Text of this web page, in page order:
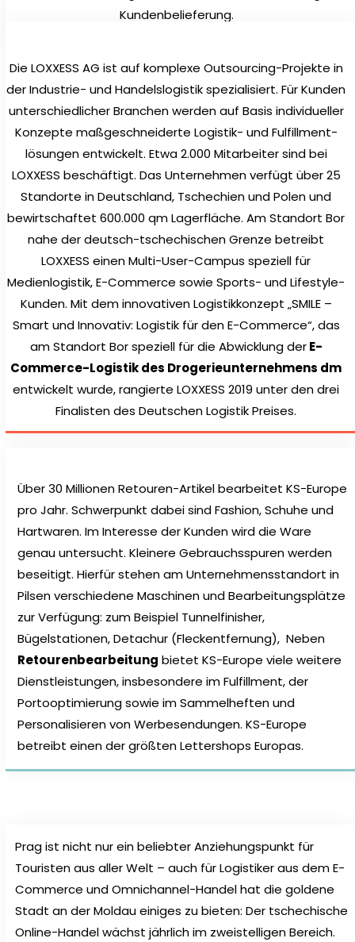
Kundenbelieferung.
Die LOXXESS AG ist auf komplexe Outsourcing-Projekte in
der Industrie- und Handelslogistik spezialisiert. Für Kunden
unterschiedlicher Branchen werden auf Basis individueller
Konzepte maßgeschneiderte Logistik- und Fulfillment-
lösungen entwickelt. Etwa 2.000 Mitarbeiter sind bei
LOXXESS beschäftigt. Das Unternehmen verfügt über 25
Standorte in Deutschland, Tschechien und Polen und
bewirtschaftet 600.000 qm Lagerfläche. Am Standort Bor
nahe der deutsch-tschechischen Grenze betreibt
LOXXESS einen Multi-User-Campus speziell für
Medienlogistik, E-Commerce sowie Sports- und Lifestyle-
Kunden. Mit dem innovativen Logistikkonzept „SMILE –
Smart und Innovativ: Logistik für den E-Commerce“, das
am Standort Bor speziell für die Abwicklung derE-
Commerce-Logistik des Drogerieunternehmens dm
entwickelt wurde, rangierte LOXXESS 2019 unter den drei
Finalisten des Deutschen Logistik Preises.
Über 30 Millionen Retouren-Artikel bearbeitet KS-Europe
pro Jahr. Schwerpunkt dabei sind Fashion, Schuhe und
Hartwaren. Im Interesse der Kunden wird die Ware
genau untersucht. Kleinere Gebrauchsspuren werden
beseitigt. Hierfür stehen am Unternehmensstandort in
Pilsen verschiedene Maschinen und Bearbeitungsplätze
zur Verfügung: zum Beispiel Tunnelfinisher,
Bügelstationen, Detachur (Fleckentfernung), Neben
Retourenbearbeitung bietet KS-Europe viele weitere
Dienstleistungen, insbesondere im Fulfillment, der
Portooptimierung sowie im Sammelheften und
Personalisieren von Werbesendungen. KS-Europe
betreibt einen der größten Lettershops Europas.
Prag ist nicht nur ein beliebter Anziehungspunkt für
Touristen aus aller Welt – auch für Logistiker aus dem E-
Commerce und Omnichannel-Handel hat die goldene
Stadt an der Moldau einiges zu bieten: Der tschechische
Online-Handel wächst jährlich im zweistelligen Bereich.